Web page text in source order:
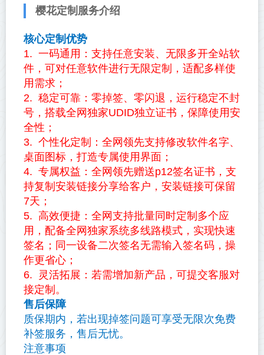
樱花定制服务介绍
核心定制优势
1. 一码通用：支持任意安装、无限多开全站软
件，可对任意软件进行无限定制，适配多样使
用需求；
2. 稳定可靠：零掉签、零闪退，运行稳定不封
号，搭载全网独家UDID独立证书，保障使用安
全性；
3. 个性化定制：全网领先支持修改软件名字、
桌面图标，打造专属使用界面；
4. 专属权益：全网领先赠送p12签名证书，支
持复制安装链接分享给客户，安装链接可保留
7天；
5. 高效便捷：全网支持批量同时定制多个应
用，配备全网独家系统多线路模式，实现快速
签名；同一设备二次签名无需输入签名码，操
作更省心；
6. 灵活拓展：若需增加新产品，可提交客服对
接定制。
售后保障
质保期内，若出现掉签问题可享受无限次免费
补签服务，售后无忧。
注意事项